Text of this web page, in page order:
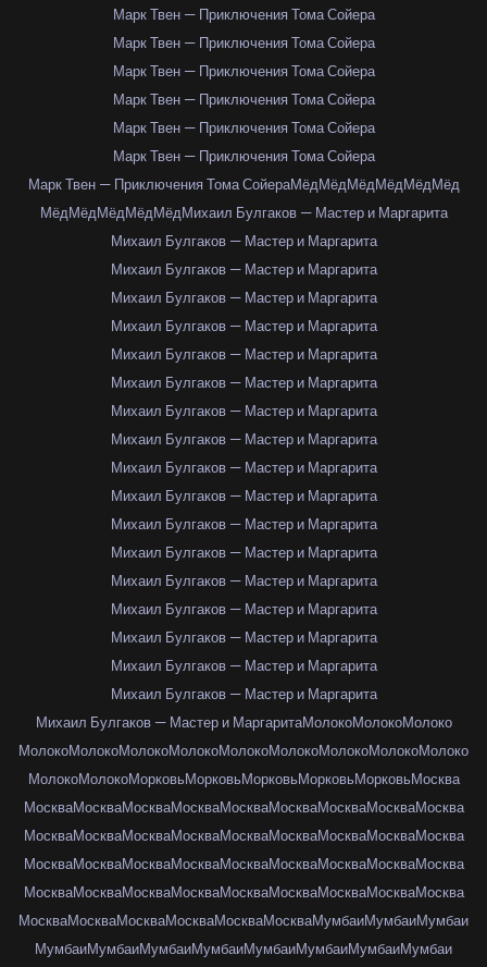
Марк Твен — Приключения Тома Сойера
Марк Твен — Приключения Тома Сойера
Марк Твен — Приключения Тома Сойера
Марк Твен — Приключения Тома Сойера
Марк Твен — Приключения Тома Сойера
Марк Твен — Приключения Тома Сойера
Марк Твен — Приключения Тома СойераМёдМёдМёдМёдМёдМёд
МёдМёдМёдМёдМёдМихаил Булгаков — Мастер и Маргарита
Михаил Булгаков — Мастер и Маргарита
Михаил Булгаков — Мастер и Маргарита
Михаил Булгаков — Мастер и Маргарита
Михаил Булгаков — Мастер и Маргарита
Михаил Булгаков — Мастер и Маргарита
Михаил Булгаков — Мастер и Маргарита
Михаил Булгаков — Мастер и Маргарита
Михаил Булгаков — Мастер и Маргарита
Михаил Булгаков — Мастер и Маргарита
Михаил Булгаков — Мастер и Маргарита
Михаил Булгаков — Мастер и Маргарита
Михаил Булгаков — Мастер и Маргарита
Михаил Булгаков — Мастер и Маргарита
Михаил Булгаков — Мастер и Маргарита
Михаил Булгаков — Мастер и Маргарита
Михаил Булгаков — Мастер и Маргарита
Михаил Булгаков — Мастер и Маргарита
Михаил Булгаков — Мастер и МаргаритаМолокоМолокоМолоко
МолокоМолокоМолокоМолокоМолокоМолокоМолокоМолокоМолоко
МолокоМолокоМорковьМорковьМорковьМорковьМорковьМосква
МоскваМоскваМоскваМоскваМоскваМоскваМоскваМоскваМосква
МоскваМоскваМоскваМоскваМоскваМоскваМоскваМоскваМосква
МоскваМоскваМоскваМоскваМоскваМоскваМоскваМоскваМосква
МоскваМоскваМоскваМоскваМоскваМоскваМоскваМоскваМосква
МоскваМоскваМоскваМоскваМоскваМоскваМумбаиМумбаиМумбаи
МумбаиМумбаиМумбаиМумбаиМумбаиМумбаиМумбаиМумбаи